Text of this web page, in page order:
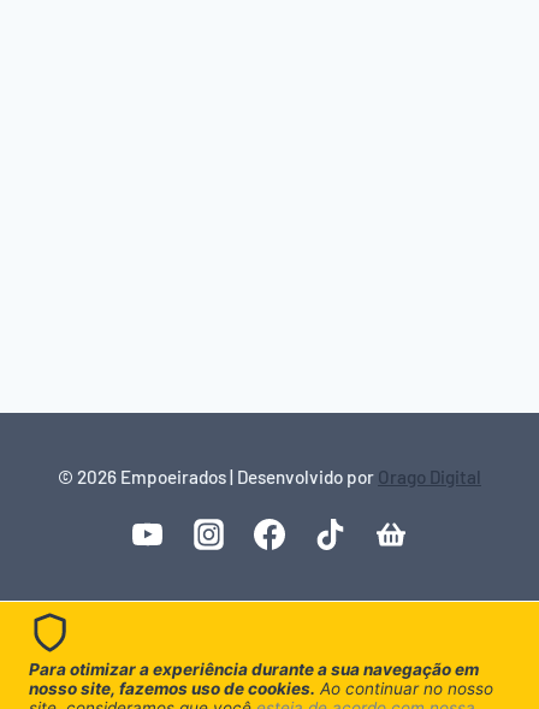
© 2026 Empoeirados | Desenvolvido por Orago Digital
Para otimizar a experiência durante a sua navegação em
nosso site, fazemos uso de cookies. Ao continuar no nosso